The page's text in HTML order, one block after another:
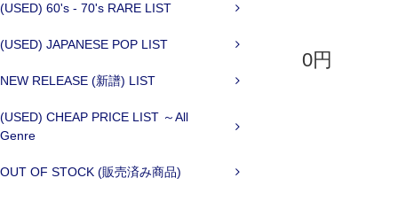
(USED) 60's - 70's RARE LIST
(USED) JAPANESE POP LIST
NEW RELEASE (新譜) LIST
(USED) CHEAP PRICE LIST ～All
Genre
OUT OF STOCK (販売済み商品)
0円